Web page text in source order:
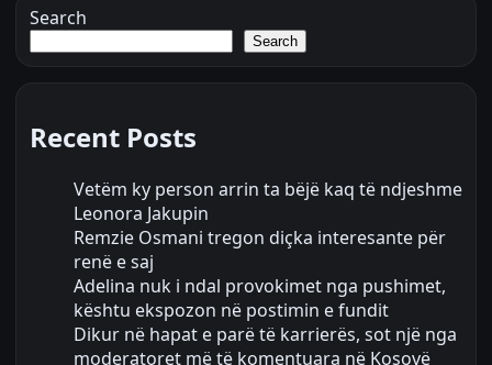
Search
Search
Recent Posts
Vetëm ky person arrin ta bëjë kaq të ndjeshme
Leonora Jakupin
Remzie Osmani tregon diçka interesante për
renë e saj
Adelina nuk i ndal provokimet nga pushimet,
kështu ekspozon në postimin e fundit
Dikur në hapat e parë të karrierës, sot një nga
moderatoret më të komentuara në Kosovë